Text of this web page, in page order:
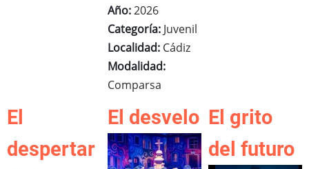
Año:2026
Categoría: Juvenil
Localidad: Cádiz
Modalidad:
Comparsa
El
despertar
El desvelo El grito
del futuro